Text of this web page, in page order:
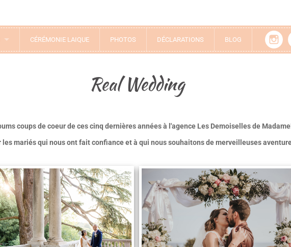
CÉRÉMONIE LAIQUE PHOTOS DÉCLARATIONS BLOG
Real Wedding
coups de coeur de ces cinq dernières années à l'agence Les Demoiselles de
les mariés qui nous ontfait confiance et à qui nous souhaitons de merveilleuses